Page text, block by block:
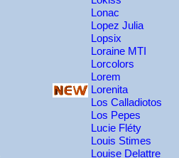
Lonac
Lopez Julia
Lopsix
Loraine MTI
Lorcolors
Lorem
Lorenita
Los Calladiotos
Los Pepes
Lucie Fléty
Louis Stimes
Louise Delattre